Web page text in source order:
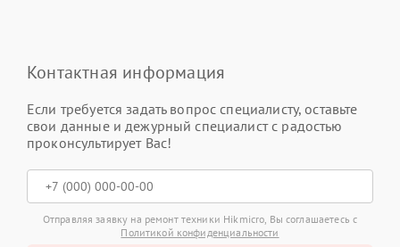
Контактная информация
Если требуется задать вопрос специалисту, оставьте
свои данные и дежурный специалист с радостью
проконсультирует Вас!
Отправляя заявку на ремонт техники Hikmicro, Вы соглашаетесь с
Политикой конфиденциальности